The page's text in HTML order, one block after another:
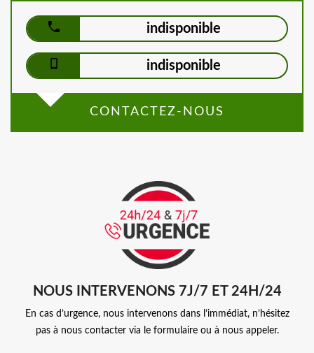
indisponible
indisponible
CONTACTEZ-NOUS
NOUS INTERVENONS 7J/7 ET 24H/24
En cas d’urgence, nous intervenons dans l’immédiat, n’hésitez
pas à nous contacter via le formulaire ou à nous appeler.